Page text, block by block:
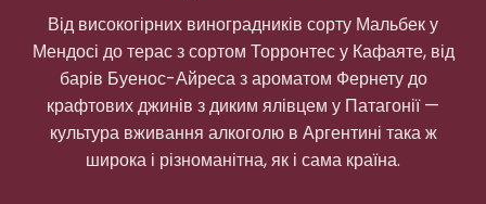
Від високогірних виноградників сорту Мальбек у
Мендосі до терас з сортом Торронтес у Кафаяте, від
барів Буенос-Айреса з ароматом Фернету до
крафтових джинів з диким ялівцем у Патагонії —
культура вживання алкоголю в Аргентині така ж
широка і різноманітна, як і сама країна.